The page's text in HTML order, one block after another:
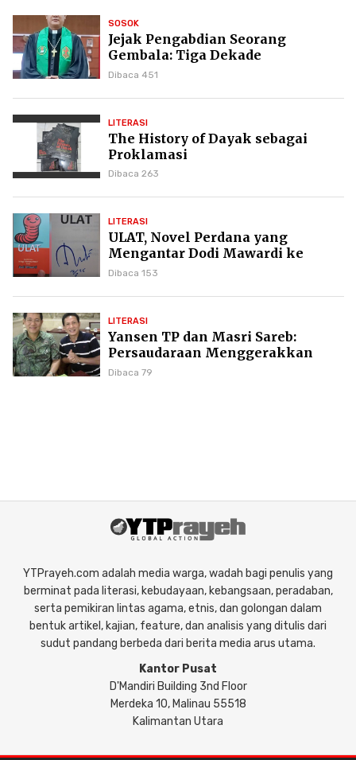
SOSOK
Jejak Pengabdian Seorang
Gembala: Tiga Dekade
Kepemimpinan Pdt. Dr. Yulius
Dibaca 451
LITERASI
The History of Dayak sebagai
Proklamasi
Dibaca 263
LITERASI
ULAT, Novel Perdana yang
Mengantar Dodi Mawardi ke
Puncak Karier Kepenulisan
Dibaca 153
LITERASI
Yansen TP dan Masri Sareb:
Persaudaraan Menggerakkan
Literasi Borneo
Dibaca 79
YTPrayeh.com adalah media warga, wadah bagi penulis yang
berminat pada literasi, kebudayaan, kebangsaan, peradaban,
serta pemikiran lintas agama, etnis, dan golongan dalam
bentuk artikel, kajian, feature, dan analisis yang ditulis dari
sudut pandang berbeda dari berita media arus utama.
Kantor Pusat
D'Mandiri Building 3nd Floor
Merdeka 10, Malinau 55518
Kalimantan Utara